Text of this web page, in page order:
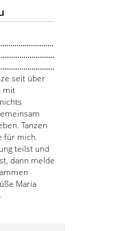
seit über
mit
Tanzen
für mich.
teilst und
dann melde
Maria